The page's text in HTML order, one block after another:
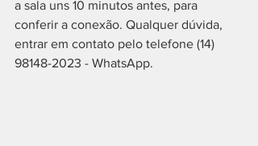
a sala uns 10 minutos antes, para
conferir a conexão. Qualquer dúvida,
entrar em contato pelo telefone (14)
98148-2023 - WhatsApp.